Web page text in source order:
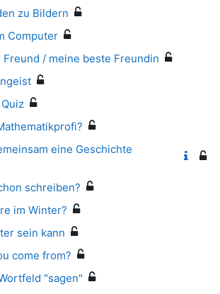
zu Bildern
Computer
/ meine beste Freundin
eine Geschichte
schreiben?
im Winter?
sein kann
come from?
"sagen"